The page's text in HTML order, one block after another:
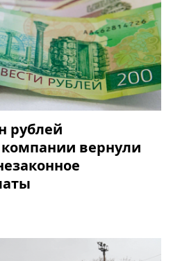
рублей
вернули